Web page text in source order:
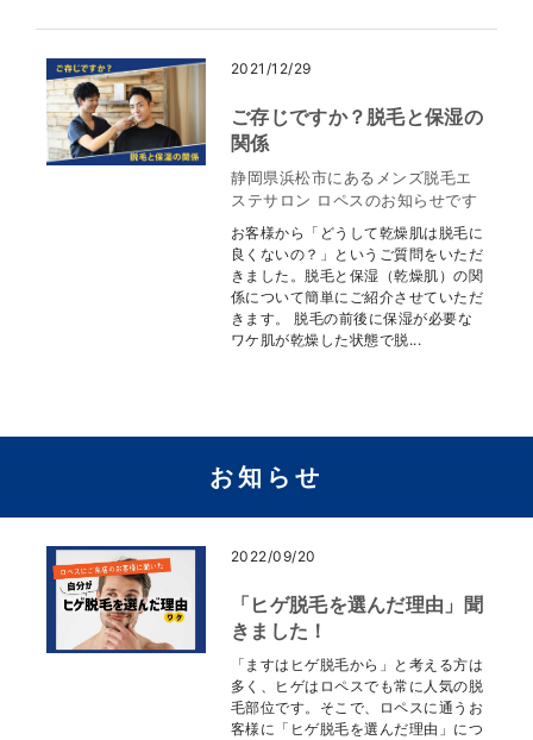
2021/12/29
ご存じですか？脱毛と保湿の
関係
静岡県浜松市にあるメンズ脱毛エ
ステサロン ロペスのお知らせです
お客様から「どうして乾燥肌は脱毛に
良くないの？」というご質問をいただ
きました。脱毛と保湿（乾燥肌）の関
係について簡単にご紹介させていただ
きます。 脱毛の前後に保湿が必要な
ワケ肌が乾燥した状態で脱...
お知らせ
2022/09/20
「ヒゲ脱毛を選んだ理由」聞
きました！
「ますはヒゲ脱毛から」と考える方は
多く、ヒゲはロペスでも常に人気の脱
毛部位です。そこで、ロペスに通うお
客様に「ヒゲ脱毛を選んだ理由」につ